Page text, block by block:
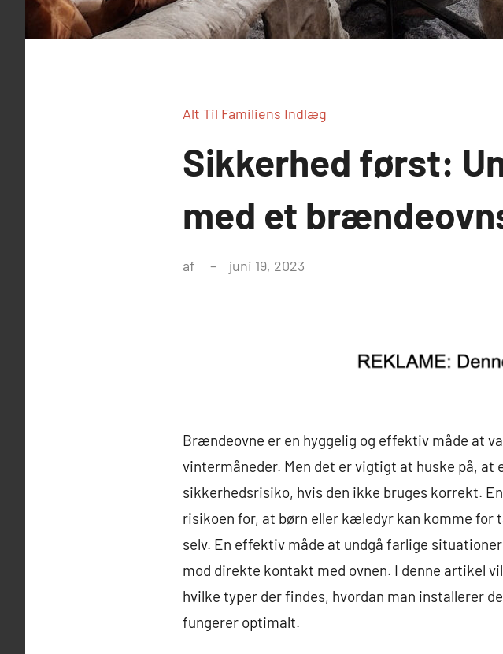
Alt Til Familiens Indlæg
Sikkerhed først:
med et
af juni 19, 2023
Brændeovne er en hyggelig og effektiv måde at
vintermåneder. Men det er vigtigt at huske på, at
sikkerhedsrisiko, hvis den ikke bruges korrekt.
risikoen for, at børn eller kæledyr kan komme for
selv. En effektiv måde at undgå farlige
mod direkte kontakt med ovnen. I denne artikel
hvilke typer der findes, hvordan man installerer
fungerer optimalt.